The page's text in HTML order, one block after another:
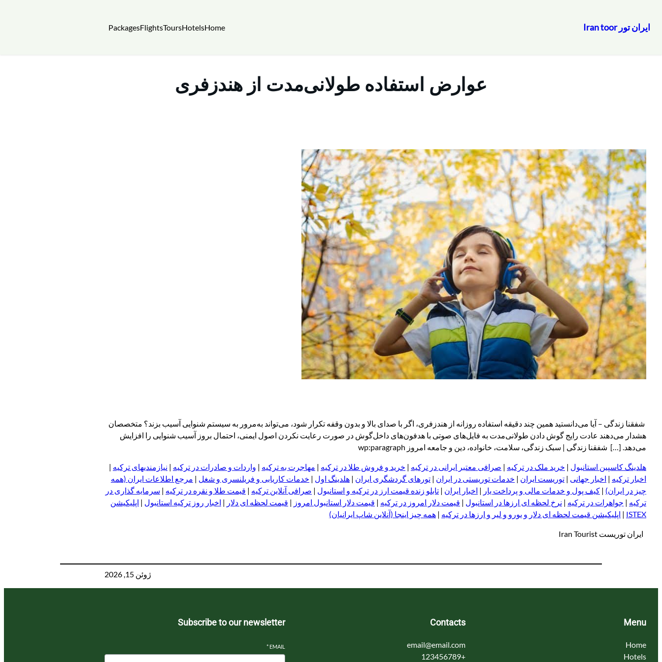
ایران تور Iran toor Home
Hotels
Tours
Flights
Packages
عوارض استفاده طولانی‌مدت از هندزفری
شفقنا زندگی – آیا می‌دانستید همین چند دقیقه استفاده روزانه از هندزفری، اگر با صدای بالا و بدون وقفه تکرار شود، می‌تواند به‌مرور به سیستم شنوایی آسیب بزند؟ متخصصان
هشدار می‌دهند عادت رایج گوش دادن طولانی‌مدت به فایل‌های صوتی با هدفون‌های داخل‌گوش در صورت رعایت نکردن اصول ایمنی، احتمال بروز آسیب شنوایی را افزایش
می‌دهد. […] شفقنا زندگی | سبک زندگی، سلامت، خانواده، دین و جامعه امروز wp:paragraph
هلدینگ کاسپین استانبول | خرید ملک در ترکیه | صرافی معتبر ایرانی در ترکیه | خرید و فروش طلا در ترکیه | مهاجرت به ترکیه | واردات و صادرات در ترکیه | نیازمندیهای ترکیه |
اخبار ترکیه | اخبار جهانی | توریست ایران | خدمات توریستی در ایران | تورهای گردشگری ایران | هلدینگ اول | خدمات کاریابی و فریلنسری و شغل | مرجع اطلاعات ایران (همه
چیز در ایران) | کیف پول و خدمات مالی و پرداخت یار | اخبار ایران | تابلو زنده قیمت ارز در ترکیه و استانبول | صرافی آنلاین ترکیه | قیمت طلا و نقره در ترکیه | سرمایه گذاری در
ترکیه | جواهرات در ترکیه | نرخ لحظه ای ارزها در استانبول | قیمت دلار امروز در ترکیه | قیمت دلار استانبول امروز | قیمت لحظه ای دلار | اخبار روز ترکیه استانبول | اپلیکیشن
ISTEX
| اپلیکیشن قیمت لحظه ای دلار و یورو و لیر و ار زها در ترکیه | همه چیز اینجا (آنلاین شاپ ایرانیان)
ایران توریست Iran Tourist
ژوئن 15, 2026
Menu
Home
Hotels
Contacts
email@email.com
+123456789
Subscribe to our newsletter
EMAIL
*